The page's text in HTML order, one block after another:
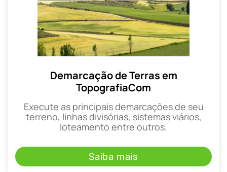
Demarcação de Terras em
TopografiaCom
Execute as principais demarcações de seu
terreno, linhas divisórias, sistemas viários,
loteamento entre outros.
Saiba mais